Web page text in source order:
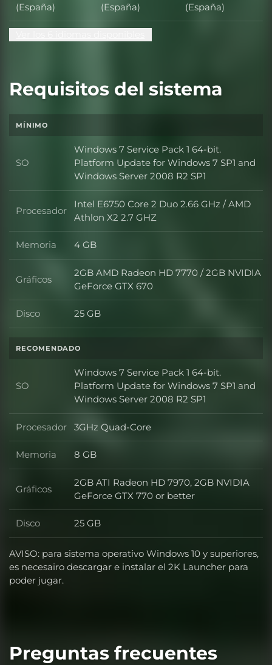
(España)
(España)
(España)
Requisitos del sistema
MÍNIMO
SO SO
Windows 7 Service Pack 1 64-bit.
Platform Update for Windows 7 SP1 and
Windows Server 2008 R2 SP1
Procesador Procesador
Intel E6750 Core 2 Duo 2.66 GHz / AMD
Athlon X2 2.7 GHZ
Memoria Memoria
4 GB
Gráficos Gráficos
2GB AMD Radeon HD 7770 / 2GB NVIDIA
GeForce GTX 670
Disco Disco
25 GB
RECOMENDADO
SO SO
Windows 7 Service Pack 1 64-bit.
Platform Update for Windows 7 SP1 and
Windows Server 2008 R2 SP1
Procesador Procesador
3GHz Quad-Core
Memoria Memoria
8 GB
Gráficos Gráficos
2GB ATI Radeon HD 7970, 2GB NVIDIA
GeForce GTX 770 or better
Disco Disco
25 GB
AVISO: para sistema operativo Windows 10 y superiores,
es necesairo descargar e instalar el 2K Launcher para
poder jugar.
Preguntas frecuentes